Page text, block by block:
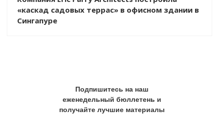
«каскад садовых террас» в офисном здании в
Сингапуре
Подпишитесь на наш
еженедельный бюллетень и
получайте лучшие материалы